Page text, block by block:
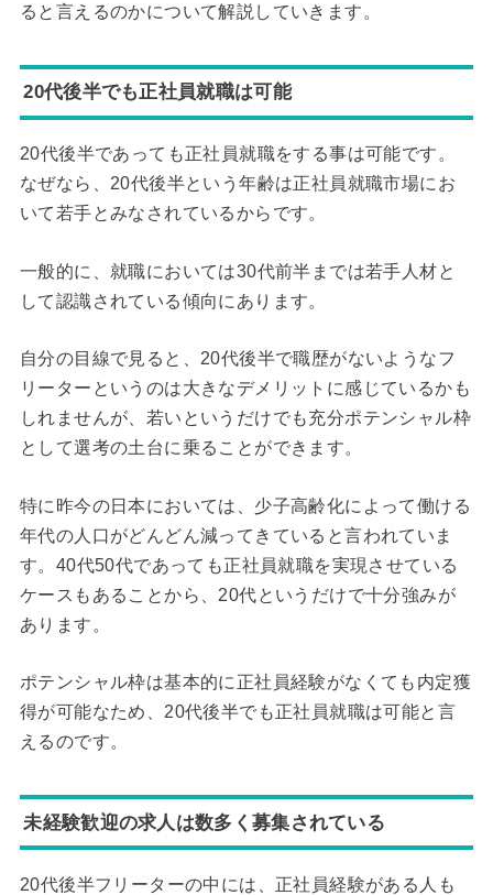
ると言えるのかについて解説していきます。
20代後半でも正社員就職は可能
20代後半であっても正社員就職をする事は可能です。
なぜなら、20代後半という年齢は正社員就職市場にお
いて若手とみなされているからです。
一般的に、就職においては30代前半までは若手人材と
して認識されている傾向にあります。
自分の目線で見ると、20代後半で職歴がないようなフ
リーターというのは大きなデメリットに感じているかも
しれませんが、若いというだけでも充分ポテンシャル枠
として選考の土台に乗ることができます。
特に昨今の日本においては、少子高齢化によって働ける
年代の人口がどんどん減ってきていると言われていま
す。40代50代であっても正社員就職を実現させている
ケースもあることから、20代というだけで十分強みが
あります。
ポテンシャル枠は基本的に正社員経験がなくても内定獲
得が可能なため、20代後半でも正社員就職は可能と言
えるのです。
未経験歓迎の求人は数多く募集されている
20代後半フリーターの中には、正社員経験がある人も